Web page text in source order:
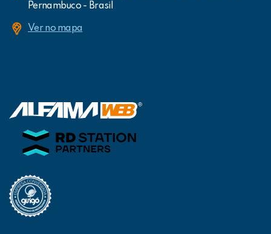
Pernambuco - Brasil
Ver no mapa